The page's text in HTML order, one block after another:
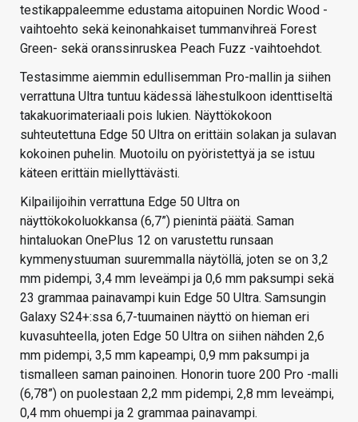
testikappaleemme edustama aitopuinen Nordic Wood -
vaihtoehto sekä keinonahkaiset tummanvihreä Forest
Green- sekä oranssinruskea Peach Fuzz -vaihtoehdot.
Testasimme aiemmin edullisemman Pro-mallin ja siihen
verrattuna Ultra tuntuu kädessä lähestulkoon identtiseltä
takakuorimateriaali pois lukien. Näyttökokoon
suhteutettuna Edge 50 Ultra on erittäin solakan ja sulavan
kokoinen puhelin. Muotoilu on pyöristettyä ja se istuu
käteen erittäin miellyttävästi.
Kilpailijoihin verrattuna Edge 50 Ultra on
näyttökokoluokkansa (6,7”) pienintä päätä. Saman
hintaluokan OnePlus 12 on varustettu runsaan
kymmenystuuman suuremmalla näytöllä, joten se on 3,2
mm pidempi, 3,4 mm leveämpi ja 0,6 mm paksumpi sekä
23 grammaa painavampi kuin Edge 50 Ultra. Samsungin
Galaxy S24+:ssa 6,7-tuumainen näyttö on hieman eri
kuvasuhteella, joten Edge 50 Ultra on siihen nähden 2,6
mm pidempi, 3,5 mm kapeampi, 0,9 mm paksumpi ja
tismalleen saman painoinen. Honorin tuore 200 Pro -malli
(6,78”) on puolestaan 2,2 mm pidempi, 2,8 mm leveämpi,
0,4 mm ohuempi ja 2 grammaa painavampi.